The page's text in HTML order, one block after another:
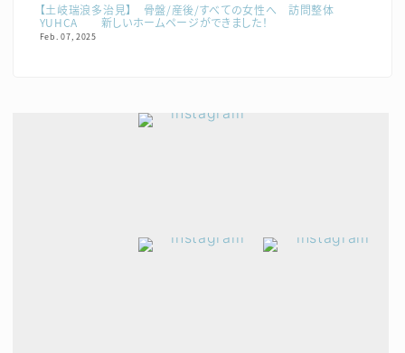
【土岐瑞浪多治見】 骨盤/産後/すべての女性へ 訪問整体
YUHCA 新しいホームページができました！
Feb. 07, 2025